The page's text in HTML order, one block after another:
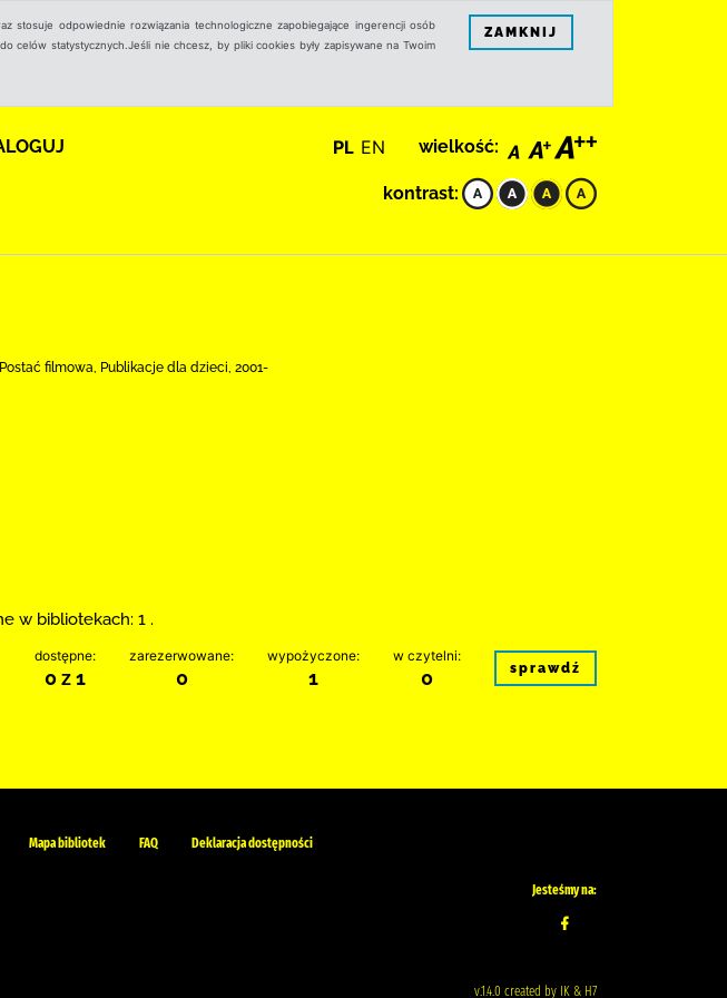
stosuje odpowiednie rozwiązania technologiczne zapobiegające ingerencji osób
celów statystycznych.Jeśli nie chcesz, by pliki cookies były zapisywane na Twoim
ZAMKNIJ
PL EN wielkość:
kontrast:
filmowa, Publikacje dla dzieci, 2001-
w bibliotekach: 1 .
dostępne:
0 z 1
zarezerwowane:
0
wypożyczone:
1
w czytelni:
0 sprawdź
Mapa bibliotek FAQ Deklaracja dostępności
Jesteśmy na:
v.1.4.0 created by IK & H7